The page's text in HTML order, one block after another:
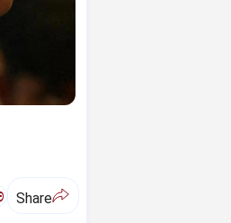
Share